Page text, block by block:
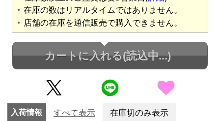
在庫の数はリアルタイムではありません。
店舗の在庫を通信販売で購入できません。
カートに入れる(読込中...)
入荷情報 すべて表示 在庫切のみ表示